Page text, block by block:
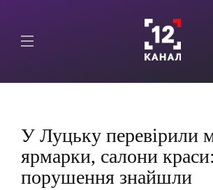
У Луцьку перевірили
ярмарки, салони
порушення знайшли